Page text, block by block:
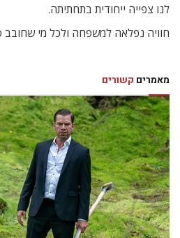
לנו צפייה ייחודית בתחתיתה.
חוויה נפלאה למשפחה ולכל מי שחובב
מאמרים קשורים